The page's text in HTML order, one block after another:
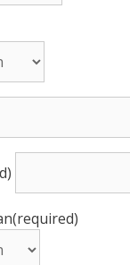
(required)